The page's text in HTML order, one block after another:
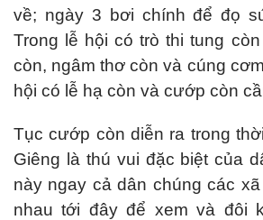
về; ngày 3 bơi chính để đọ
Trong lễ hội có trò thi tung
còn, ngâm thơ còn và cúng
hội có lễ hạ còn và cướp còn
Tục cướp còn diễn ra trong
Giêng là thú vui đặc biệt của
này ngay cả dân chúng các
nhau tới đây để xem và đôi